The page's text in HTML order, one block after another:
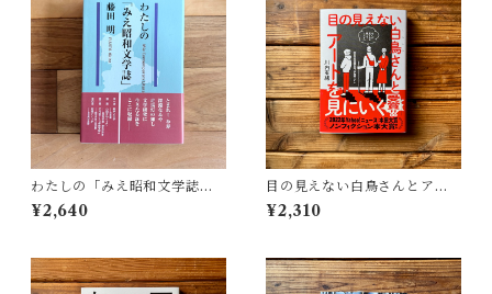
わたしの「みえ昭和文学誌」 |
藤田 明
¥2,640
目の見えない白鳥さんとアー
トを見にいく | 川内 有緒
¥2,310